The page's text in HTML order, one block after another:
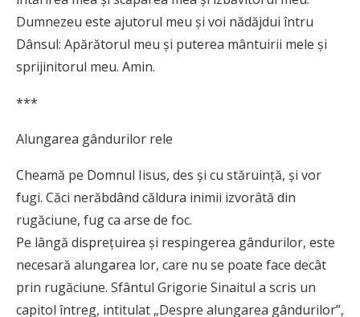
Dumnezeu este ajutorul meu și voi nădăjdui întru
Dânsul: Apărătorul meu și puterea mântuirii mele și
sprijinitorul meu. Amin.
***
Alungarea gândurilor rele
Cheamă pe Domnul Iisus, des şi cu stăruinţă, şi vor
fugi. Căci nerăbdând căldura inimii izvorâtă din
rugăciune, fug ca arse de foc.
Pe lângă dispreţuirea şi respingerea gândurilor, este
necesară alungarea lor, care nu se poate face decât
prin rugăciune. Sfântul Grigorie Sinaitul a scris un
capitol întreg, intitulat „Despre alungarea gândurilor”,